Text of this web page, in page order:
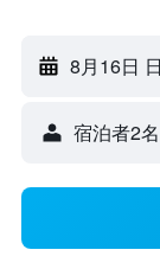
8月16日 日
宿泊者2